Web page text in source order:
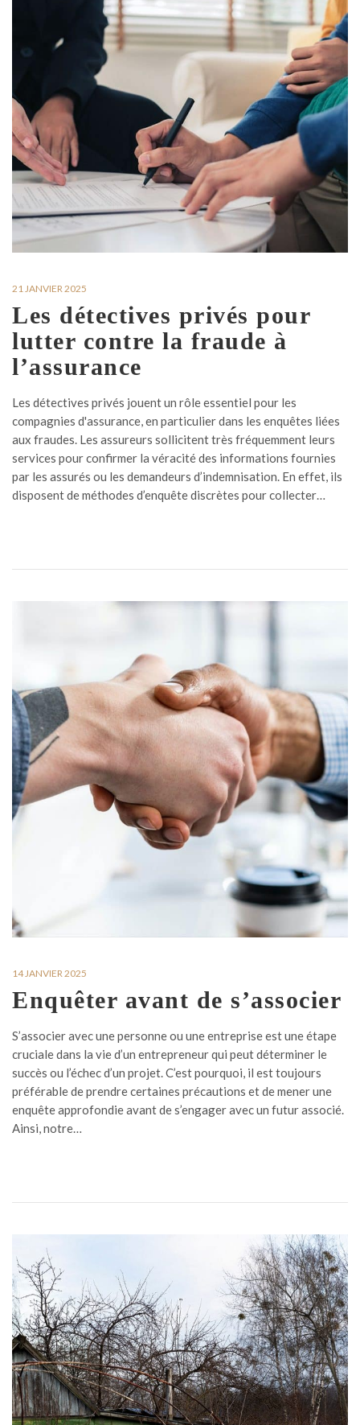
21 JANVIER 2025
Les détectives privés pour
lutter contre la fraude à
l’assurance
Les détectives privés jouent un rôle essentiel pour les
compagnies d'assurance, en particulier dans les enquêtes liées
aux fraudes. Les assureurs sollicitent très fréquemment leurs
services pour confirmer la véracité des informations fournies
par les assurés ou les demandeurs d’indemnisation. En effet, ils
disposent de méthodes d’enquête discrètes pour collecter…
14 JANVIER 2025
Enquêter avant de s’associer
S’associer avec une personne ou une entreprise est une étape
cruciale dans la vie d’un entrepreneur qui peut déterminer le
succès ou l’échec d’un projet. C’est pourquoi, il est toujours
préférable de prendre certaines précautions et de mener une
enquête approfondie avant de s’engager avec un futur associé.
Ainsi, notre…